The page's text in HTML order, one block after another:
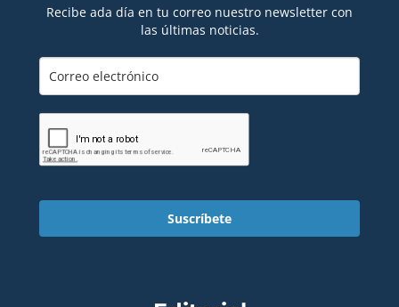
Recibe ada día en tu correo nuestro newsletter con
las últimas noticias.
Suscríbete